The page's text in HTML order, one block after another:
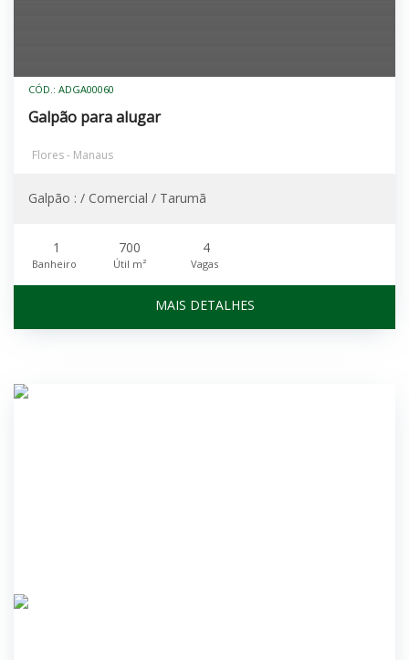
CÓD.: ADGA00060
Galpão para alugar
Flores - Manaus
Galpão : / Comercial / Tarumã
1
Banheiro
700
Útil m²
4
Vagas
MAIS DETALHES